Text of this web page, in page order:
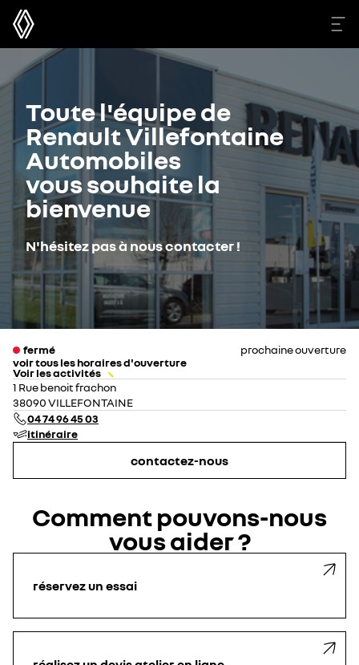
Toute l'équipe de
Renault Villefontaine
Automobiles
vous souhaite la
bienvenue
N'hésitez pas à nous contacter !
fermé
prochaine ouverture
voir tous les horaires d'ouverture
lundi
mardi
mercredi
jeudi
vendredi
Voir les activités
1 Rue benoit frachon
38090 VILLEFONTAINE
04 74 96 45 03
itinéraire
contactez-nous
Comment pouvons-nous
vous aider ?
réservez un essai